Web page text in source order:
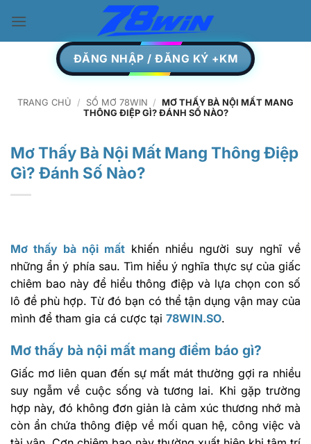
content
ĐĂNG NHẬP / ĐĂNG KÝ +KM
TRANG CHỦ / SỔ MƠ 78WIN /
MƠ THẤY BÀ NỘI MẤT MANG
THÔNG ĐIỆP GÌ? ĐÁNH SỐ NÀO?
Mơ Thấy Bà Nội Mất Mang Thông Điệp
Gì? Đánh Số Nào?
Mơ thấy bà nội mất khiến nhiều người suy nghĩ về
những ẩn ý phía sau. Tìm hiểu ý nghĩa thực sự của giấc
chiêm bao này để hiểu thông điệp và lựa chọn con số
lô đề phù hợp. Từ đó bạn có thể tận dụng vận may của
mình để tham gia cá cược tại 78WIN.SO.
Mơ thấy bà nội mất mang điềm báo gì?
Giấc mơ liên quan đến sự mất mát thường gợi ra nhiều
suy ngẫm về cuộc sống và tương lai. Khi gặp trường
hợp này, đó không đơn giản là cảm xúc thương nhớ mà
còn ẩn chứa thông điệp về mối quan hệ, công việc và